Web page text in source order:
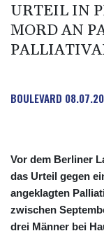
URTEIL IN
MORD AN
BOULEVARD
Vor dem Berliner
das Urteil gegen
angeklagten
zwischen
drei Männer bei